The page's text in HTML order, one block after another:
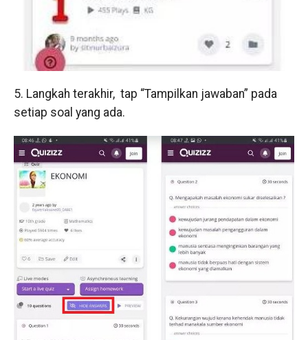
5. Langkah terakhir, tap “Tampilkan jawaban” pada
setiap soal yang ada.